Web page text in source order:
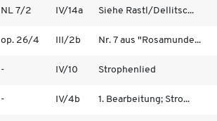
NL 7/2 IV/14a Siehe Rastl/Dellitsc...
op. 26/4 III/2b Nr. 7 aus "Rosamunde...
- IV/10 Strophenlied
- IV/4b 1. Bearbeitung; Stro...